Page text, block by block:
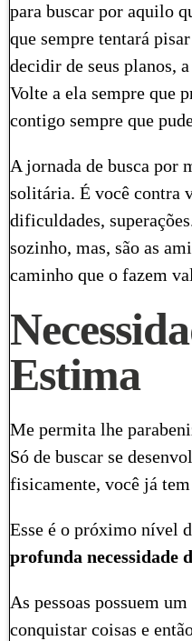
para buscar por aquilo
que sempre tentará
decidir de seus planos,
Volte a ela sempre que
contigo sempre que
A jornada de busca por
solitária. É você contra
dificuldades,
sozinho, mas, são as
caminho que o fazem
Estima
Me permita lhe
Só de buscar se
fisicamente, você já
Esse é o próximo nível
profunda necessidade
As pessoas possuem
conquistar coisas e